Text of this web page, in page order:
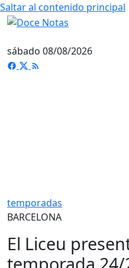
Saltar al contenido principal
sábado 08/08/2026
temporadas
BARCELONA
El Liceu